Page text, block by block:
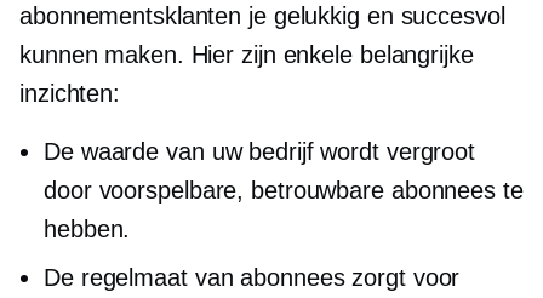
abonnementsklanten je gelukkig en succesvol
kunnen maken. Hier zijn enkele belangrijke
inzichten:
De waarde van uw bedrijf wordt vergroot
door voorspelbare, betrouwbare abonnees te
hebben.
De regelmaat van abonnees zorgt voor